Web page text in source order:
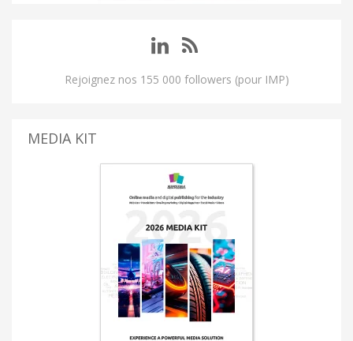
Rejoignez nos 155 000 followers (pour IMP)
MEDIA KIT